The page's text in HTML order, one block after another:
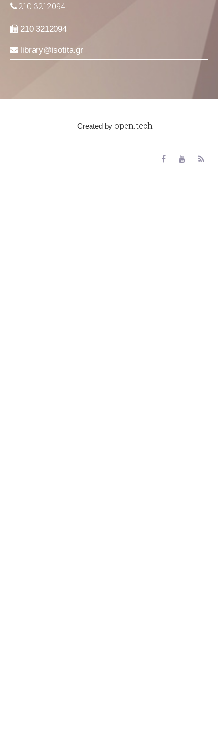
210 3212094
210 3212094
library isotita gr
Created by open.tech